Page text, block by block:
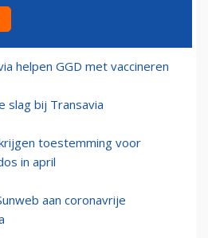
winter alsnog van Brussel naar
helpen GGD met vaccineren
slag bij Transavia
toestemming voor
in april
aan coronavrije